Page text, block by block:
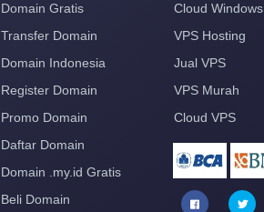
Domain Gratis
Transfer Domain
Domain Indonesia
Register Domain
Promo Domain
Daftar Domain
Domain .my.id Gratis
Beli Domain
Cloud Windows
VPS Hosting
Jual VPS
VPS Murah
Cloud VPS